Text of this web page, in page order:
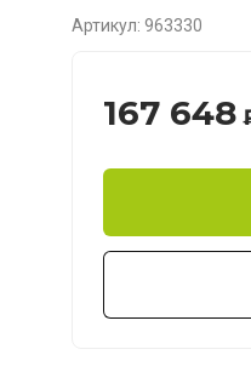
Артикул: 963330
167 648